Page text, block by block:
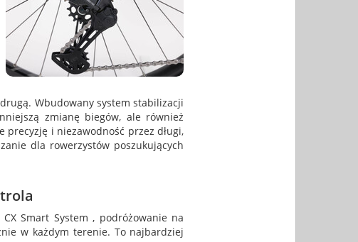
Wbudowany system stabilizacji
zmianę biegów, ale również
precyzję i niezawodność przez długi,
dla rowerzystów poszukujących
Smart System , podróżowanie na
w każdym terenie. To najbardziej